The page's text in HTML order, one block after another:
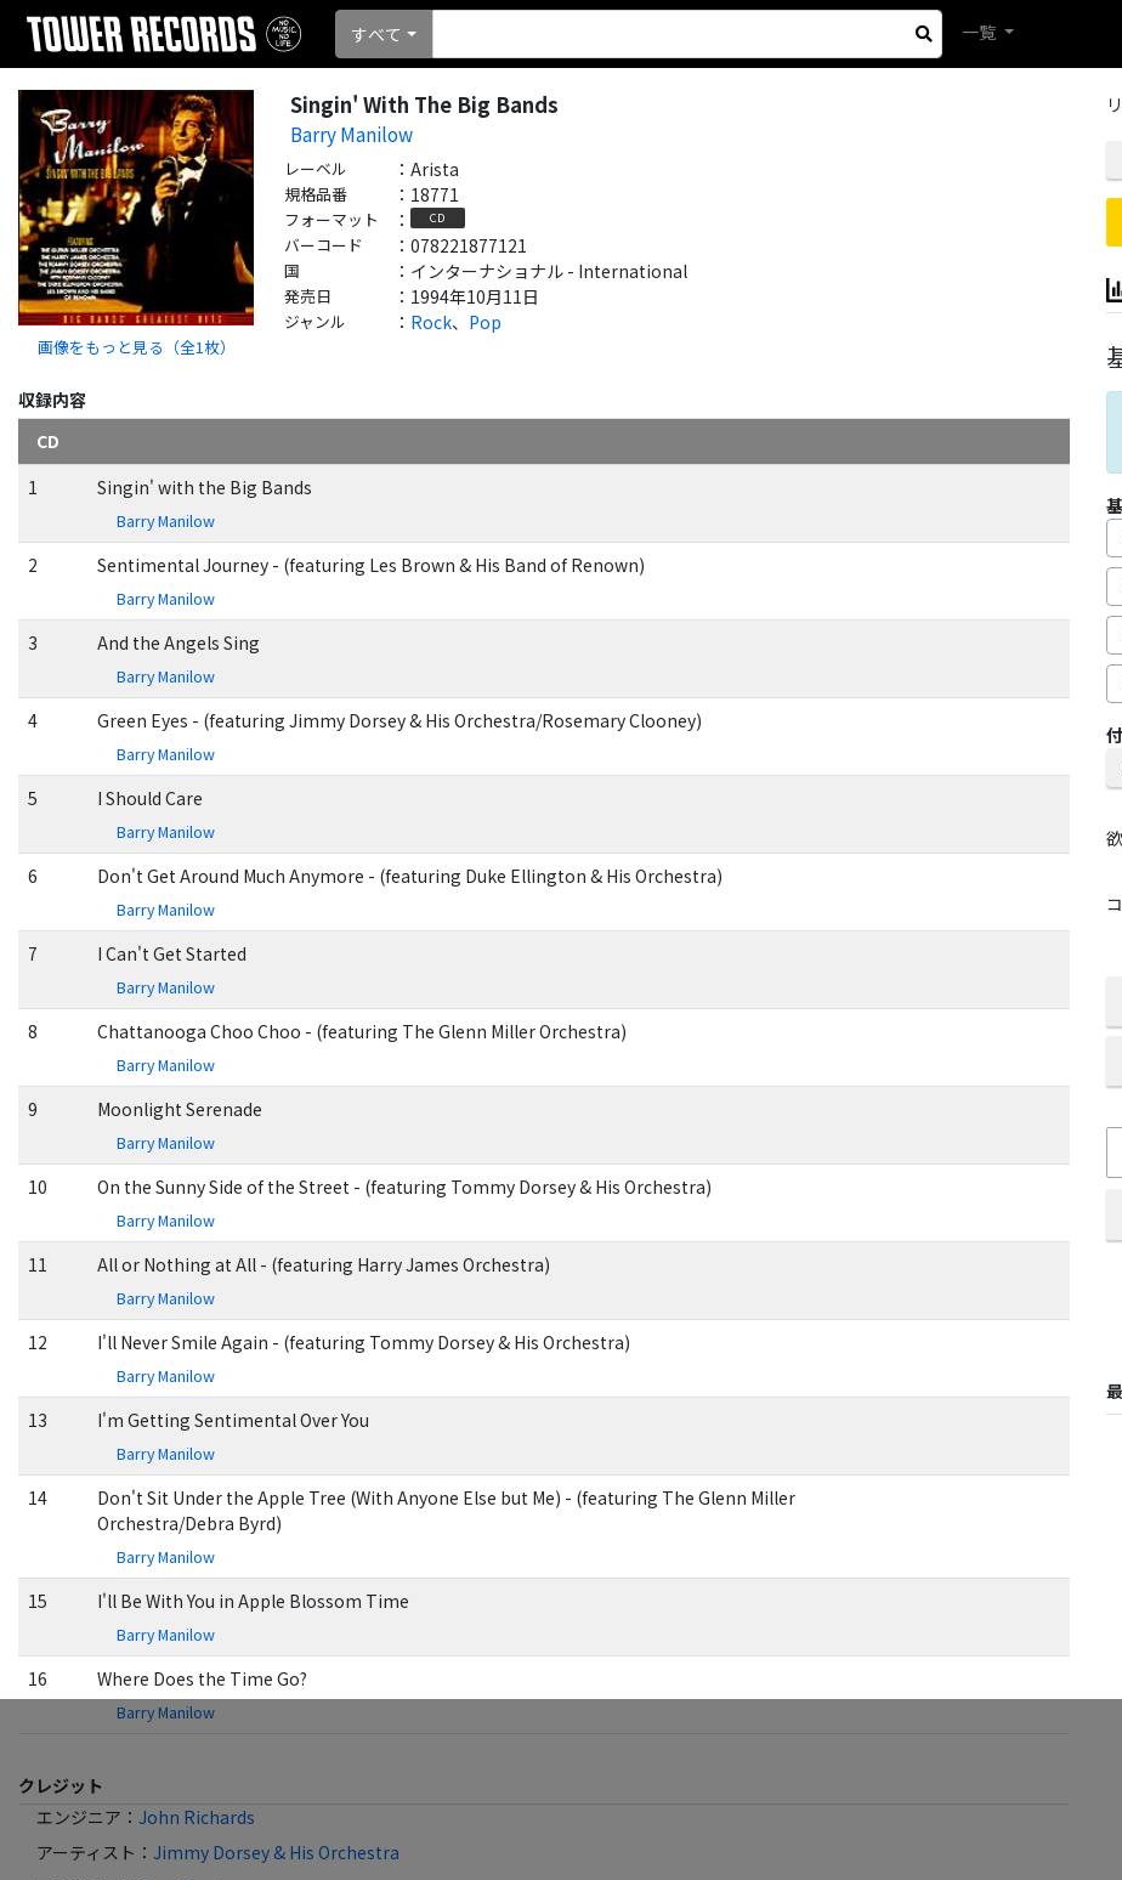
すべて 一覧
画像をもっと見る（全1 枚）
Singin' With The Big Bands
Barry Manilow
レーベル ： Arista
規格品番 ： 18771
フォーマット ： CD
バーコード ： 078221877121
国 ： インターナショナル - International
発売日 ： 1994年10月11日
ジャンル ： Rock、 Pop
収録内容
CD
1
Singin' with the Big Bands
Barry Manilow
2 Sentimental Journey - (featuring Les Brown & His Band of Renown)
Barry Manilow
3 And the Angels Sing
Barry Manilow
4 Green Eyes - (featuring Jimmy Dorsey & His Orchestra/Rosemary Clooney)
Barry Manilow
5 I Should Care
Barry Manilow
6 Don't Get Around Much Anymore - (featuring Duke Ellington & His Orchestra)
Barry Manilow
7 I Can't Get Started
Barry Manilow
8 Chattanooga Choo Choo - (featuring The Glenn Miller Orchestra)
Barry Manilow
9 Moonlight Serenade
Barry Manilow
10 On the Sunny Side of the Street - (featuring Tommy Dorsey & His Orchestra)
Barry Manilow
11 All or Nothing at All - (featuring Harry James Orchestra)
Barry Manilow
12 I'll Never Smile Again - (featuring Tommy Dorsey & His Orchestra)
Barry Manilow
13 I'm Getting Sentimental Over You
Barry Manilow
14
Don't Sit Under the Apple Tree (With Anyone Else but Me) - (featuring The Glenn Miller
Orchestra/Debra Byrd)
Barry Manilow
15 I'll Be With You in Apple Blossom Time
Barry Manilow
16 Where Does the Time Go?
Barry Manilow
クレジット
エンジニア ： John Richards
アーティスト ： Jimmy Dorsey & His Orchestra